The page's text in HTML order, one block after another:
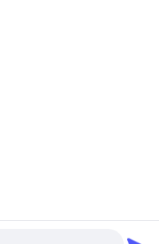
Hangzhou Ecoographix